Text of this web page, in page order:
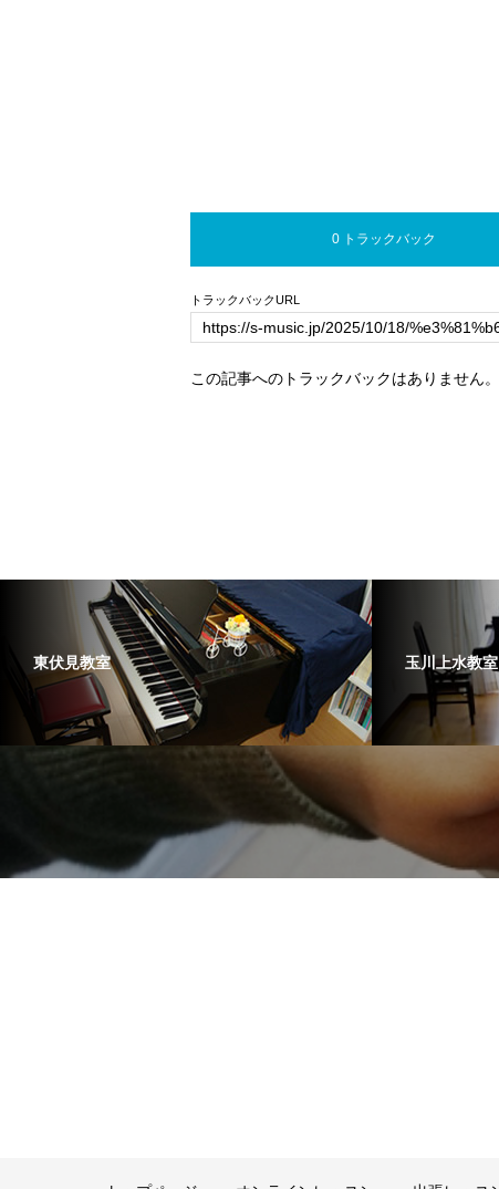
0 トラックバック
トラックバックURL
この記事へのトラックバックはありません。
東伏見教室 玉川上水教室